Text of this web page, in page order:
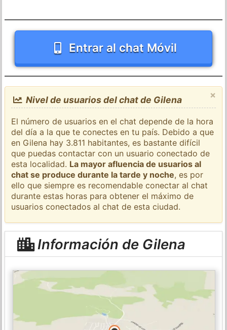
Entrar al chat Móvil
×
Nivel de usuarios del chat de Gilena
El número de usuarios en el chat depende de la hora
del día a la que te conectes en tu país. Debido a que
en Gilena hay 3.811 habitantes, es bastante difícil
que puedas contactar con un usuario conectado de
esta localidad. La mayor afluencia de usuarios al
chat se produce durante la tarde y noche, es por
ello que siempre es recomendable conectar al chat
durante estas horas para obtener el máximo de
usuarios conectados al chat de esta ciudad.
Información de Gilena